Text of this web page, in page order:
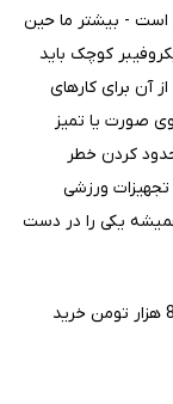
است - بیشتر ما حین
کوچک باید
آن برای کارهای
صورت یا تمیز
کردن خطر
تجهیزات ورزشی
یکی را در دست
شما میتوانید ساک ورزشی اورجینال را با حداقل 800 هزار تومن خرید